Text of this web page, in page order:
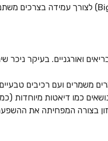
ואורגניים. בעיקר ניכר
משמרים ועם רכיבים
כמו דיאטות מיוחדות
מזון בצורה המפחיתה את